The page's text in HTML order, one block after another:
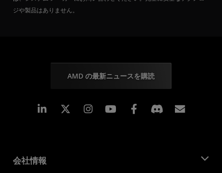
ジや製品はありません。
AMD の最新ニュースを購読
Linkedin Instagram Facebook
会社情報